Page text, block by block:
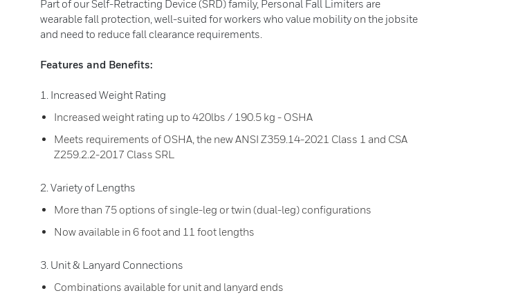
Part of our Self-Retracting Device (SRD) family, Personal Fall Limiters are
wearable fall protection, well-suited for workers who value mobility on the jobsite
and need to reduce fall clearance requirements.
Features and Benefits:
1. Increased Weight Rating
Increased weight rating up to 420lbs / 190.5 kg - OSHA
Meets requirements of OSHA, the new ANSI Z359.14-2021 Class 1 and CSA
Z259.2.2-2017 Class SRL
2. Variety of Lengths
More than 75 options of single-leg or twin (dual-leg) configurations
Now available in 6 foot and 11 foot lengths
3. Unit & Lanyard Connections
Combinations available for unit and lanyard ends